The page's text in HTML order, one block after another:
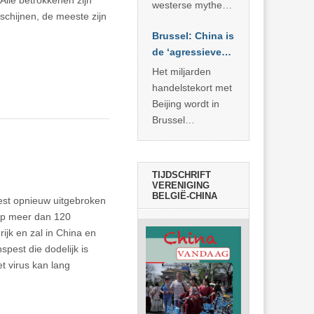
de meeste zijn
opnieuw uitgebroken
meer dan 120
en zal in China en
die dodelijk is
virus kan lang
… >> lees meer
westerse mythe of
realiteit in China?
Brussel: China is
de ‘agressieve
schuldige’
Het miljarden
handelstekort met
Beijing wordt in
Brussel
economische
agressie. In
werkelijkheid
verhult die
spectaculaire
rekensom vooral
de industriële
achterstand die
… >> lees meer
TIJDSCHRIFT
VERENIGING
BELGIË-CHINA